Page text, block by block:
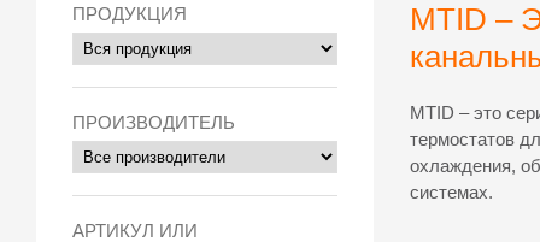
ПРОДУКЦИЯ
ПРОИЗВОДИТЕЛЬ
АРТИКУЛ ИЛИ
MTID –
MTID – это
термостатов
охлаждения,
системах.